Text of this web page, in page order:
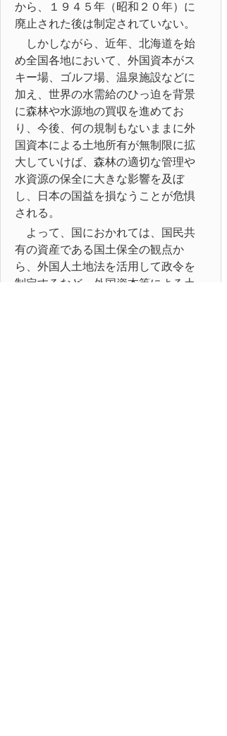
から、１９４５年（昭和２０年）に
廃止された後は制定されていない。
しかしながら、近年、北海道を始
め全国各地において、外国資本がス
キー場、ゴルフ場、温泉施設などに
加え、世界の水需給のひっ迫を背景
に森林や水源地の買収を進めてお
り、今後、何の規制もないままに外
国資本による土地所有が無制限に拡
大していけば、森林の適切な管理や
水資源の保全に大きな影響を及ぼ
し、日本の国益を損なうことが危惧
される。
よって、国におかれては、国民共
有の資産である国土保全の観点か
ら、外国人土地法を活用して政令を
制定するなど、外国資本等による土